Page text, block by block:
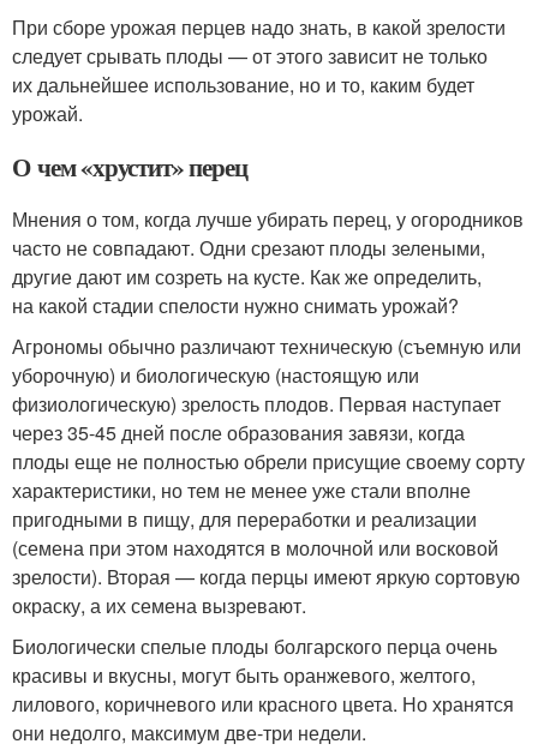
При сборе урожая перцев надо знать, в какой зрелости
следует срывать плоды — от этого зависит не только
их дальнейшее использование, но и то, каким будет
урожай.
О чем «хрустит» перец
Мнения о том, когда лучше убирать перец, у огородников
часто не совпадают. Одни срезают плоды зелеными,
другие дают им созреть на кусте. Как же определить,
на какой стадии спелости нужно снимать урожай?
Агрономы обычно различают техническую (съемную или
уборочную) и биологическую (настоящую или
физиологическую) зрелость плодов. Первая наступает
через 35-45 дней после образования завязи, когда
плоды еще не полностью обрели присущие своему сорту
характеристики, но тем не менее уже стали вполне
пригодными в пищу, для переработки и реализации
(семена при этом находятся в молочной или восковой
зрелости). Вторая — когда перцы имеют яркую сортовую
окраску, а их семена вызревают.
Биологически спелые плоды болгарского перца очень
красивы и вкусны, могут быть оранжевого, желтого,
лилового, коричневого или красного цвета. Но хранятся
они недолго, максимум две-три недели.